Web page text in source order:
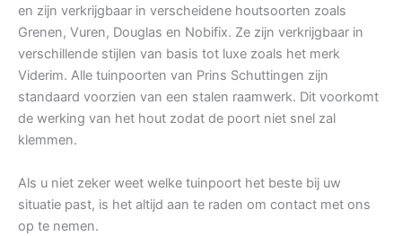
en zijn verkrijgbaar in verscheidene houtsoorten zoals
Grenen, Vuren, Douglas en Nobifix. Ze zijn verkrijgbaar in
verschillende stijlen van basis tot luxe zoals het merk
Viderim. Alle tuinpoorten van Prins Schuttingen zijn
standaard voorzien van een stalen raamwerk. Dit voorkomt
de werking van het hout zodat de poort niet snel zal
klemmen.
Als u niet zeker weet welke tuinpoort het beste bij uw
situatie past, is het altijd aan te raden om contact met ons
op te nemen.